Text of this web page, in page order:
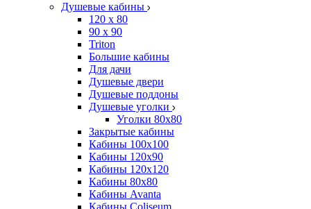
Душевые кабины
120 x 80
90 х 90
Triton
Большие кабины
Для дачи
Душевые двери
Душевые поддоны
Душевые уголки
Уголки 80х80
Закрытые кабины
Кабины 100x100
Кабины 120x90
Кабины 120х120
Кабины 80х80
Кабины Avanta
Кабины Coliseum